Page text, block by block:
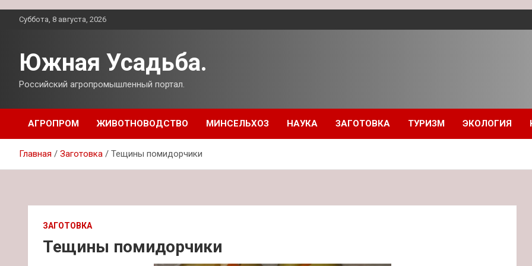
ПерейтиСуббота, 8 августа, 2026
Южная Усадьба.
Российский агропромышленный портал.
АГРОПРОМ ЖИВОТНОВОДСТВО МИНСЕЛЬХОЗ НАУКА ЗАГОТОВКА ТУРИЗМ ЭКОЛОГИЯ
Главная Заготовка Тещины помидорчики
ЗАГОТОВКА
Тещины помидорчики